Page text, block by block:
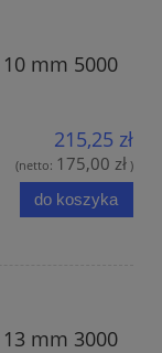
mm 5000
215,25 zł
(netto: 175,00 zł )
do koszyka
mm 3000